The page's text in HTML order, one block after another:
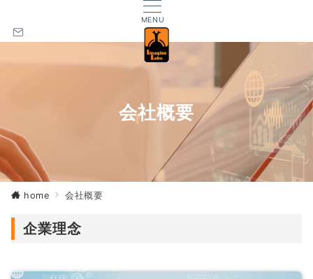
MENU
会社概要
home 会社概要
企業理念